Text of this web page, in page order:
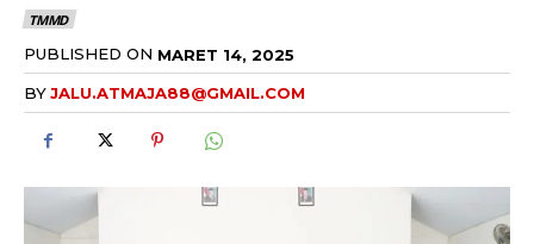
TMMD
PUBLISHED ON MARET 14, 2025
BYJALU.ATMAJA88@GMAIL.COM